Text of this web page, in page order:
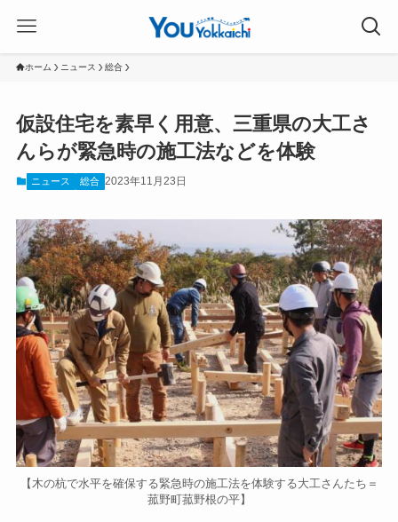
ホーム ニュース 総合
仮設住宅を素早く用意、三重県の大工さ
んらが緊急時の施工法などを体験
ニュース 総合 2023年11月23日
【木の杭で水平を確保する緊急時の施工法を体験する大工さんたち＝
菰野町菰野根の平】